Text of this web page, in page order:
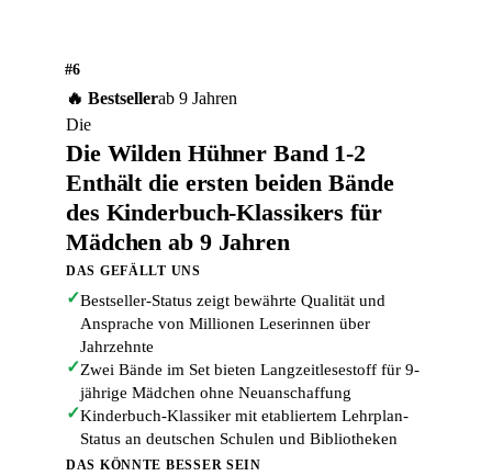
#6
🔥 Bestsellerab 9 Jahren
Die
Die Wilden Hühner Band 1-2
Enthält die ersten beiden Bände
des Kinderbuch-Klassikers für
Mädchen ab 9 Jahren
DAS GEFÄLLT UNS
✓Bestseller-Status zeigt bewährte Qualität und
Ansprache von Millionen Leserinnen über
Jahrzehnte
✓Zwei Bände im Set bieten Langzeitlesestoff für 9-
jährige Mädchen ohne Neuanschaffung
✓Kinderbuch-Klassiker mit etabliertem Lehrplan-
Status an deutschen Schulen und Bibliotheken
DAS KÖNNTE BESSER SEIN